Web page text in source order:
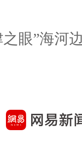
眼”海河